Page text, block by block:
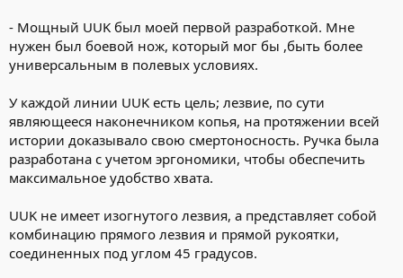
- Мощный UUK был моей первой разработкой. Мне
нужен был боевой нож, который мог бы ,быть более
универсальным в полевых условиях.
У каждой линии UUK есть цель; лезвие, по сути
являющееся наконечником копья, на протяжении всей
истории доказывало свою смертоносность. Ручка была
разработана с учетом эргономики, чтобы обеспечить
максимальное удобство хвата.
UUK не имеет изогнутого лезвия, а представляет собой
комбинацию прямого лезвия и прямой рукоятки,
соединенных под углом 45 градусов.